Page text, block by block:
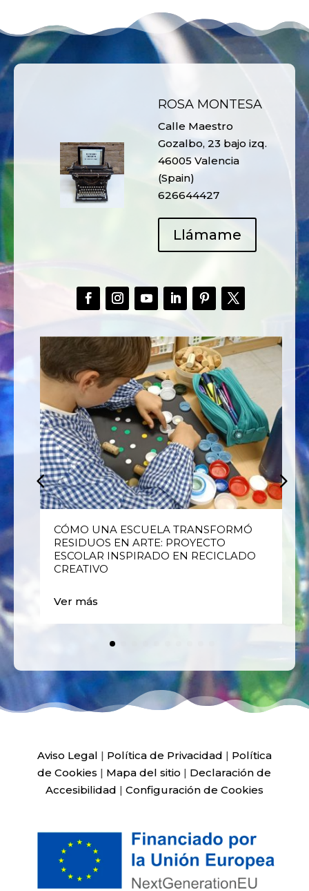
ROSA MONTESA
Calle Maestro
Gozalbo, 23 bajo izq.
46005 Valencia
(Spain)
626644427
Llámame
CÓMO UNA ESCUELA TRANSFORMÓ
RESIDUOS EN ARTE: PROYECTO
ESCOLAR INSPIRADO EN RECICLADO
CREATIVO
Ver más
Aviso Legal | Política de Privacidad | Política
de Cookies | Mapa del sitio | Declaración de
Accesibilidad | Configuración de Cookies